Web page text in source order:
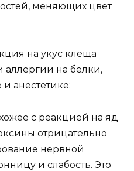
меняющих цвет
на укус клеща
аллергии на белки,
анестетике:
с реакцией на яд
отрицательно
нервной
и слабость. Это